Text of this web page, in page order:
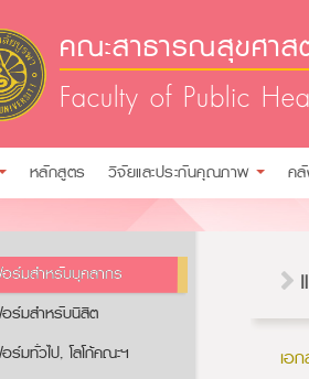
คณะสาธารณสุขศา
Faculty of Public
หลักสูตร วิจัยและประกันคุณภาพ ค
ร์มสำหรับบุคลากร
ร์มสำหรับนิสิต
ร์มทั่วไป, โลโก้คณะฯ
เอ